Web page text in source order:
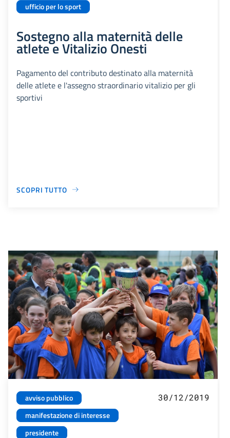
ufficio per lo sport
Sostegno alla maternità delle
atlete e Vitalizio Onesti
Pagamento del contributo destinato alla maternità
delle atlete e l'assegno straordinario vitalizio per gli
sportivi
SCOPRI TUTTO
avviso pubblico
manifestazione di interesse
presidente
30/12/2019